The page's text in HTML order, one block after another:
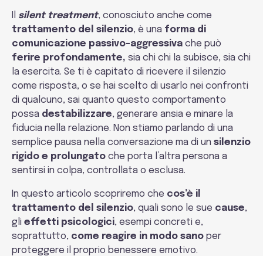
silent treatment, conosciuto anche come
trattamento del silenzio, è una forma di
comunicazione passivo-aggressiva che può
ferire profondamente, sia chi chi la subisce, sia chi
la esercita. Se ti è capitato di ricevere il silenzio
come risposta, o se hai scelto di usarlo nei confronti
di qualcuno, sai quanto questo comportamento
possa destabilizzare, generare ansia e minare la
fiducia nella relazione. Non stiamo parlando di una
semplice pausa nella conversazione ma di un silenzio
rigido e prolungato che porta l’altra persona a
sentirsi in colpa, controllata o esclusa.
In questo articolo scopriremo che cos’è il
trattamento del silenzio, quali sono le sue cause,
gli effetti psicologici, esempi concreti e,
soprattutto, come reagire in modo sano per
proteggere il proprio benessere emotivo.